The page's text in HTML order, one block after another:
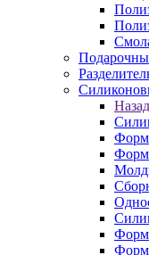
Назад